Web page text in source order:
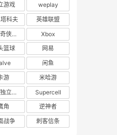
游戏
weplay
科夫
英雄联盟
仙剑奇侠传四
Xbox
篮球
网易
闲鱼
游
米哈游
中国独立游戏联盟
Supercell
角
逆神者
战争 刺客信条